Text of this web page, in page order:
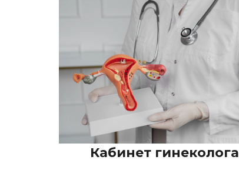
Кабинет гинеколога